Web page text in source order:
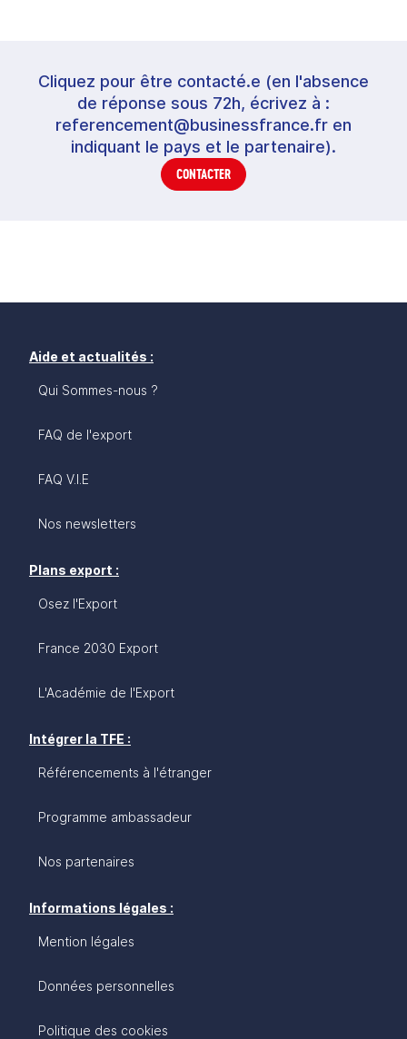
Cliquez pour être contacté.e (en l'absence
de réponse sous 72h, écrivez à :
referencement@businessfrance.fr en
indiquant le pays et le partenaire).
CONTACTER
Aide et actualités :
Qui Sommes-nous ?
FAQ de l'export
FAQ V.I.E
Nos newsletters
Plans export :
Osez l'Export
France 2030 Export
L'Académie de l'Export
Intégrer la TFE :
Référencements à l'étranger
Programme ambassadeur
Nos partenaires
Informations légales :
Mention légales
Données personnelles
Politique des cookies